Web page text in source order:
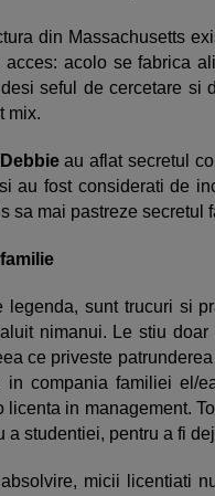
din Massachusetts
acces: acolo se fabrica
seful de cercetare si
mix.
Debbieau aflat secretul
au fost considerati de
sa mai pastreze
legenda, sunt trucuri si
nimanui. Le stiu
ce priveste
in compania familiei el/
licenta in management.
a studentiei, pentru a fi
micii licentiati